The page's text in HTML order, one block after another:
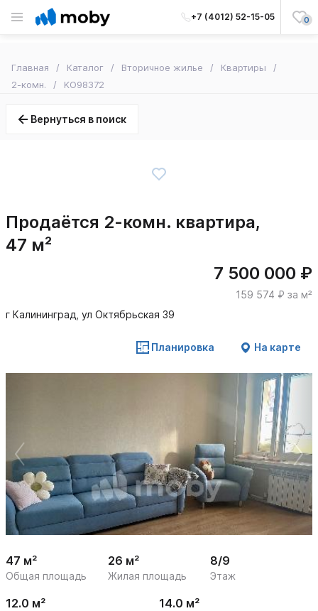
+7 (4012) 52-15-05 0
Главная Каталог Вторичное жилье
Квартиры
2-комн.
KO98372
Вернуться в поиск
Продаётся 2-комн. квартира,
47 м²
7 500 000 ₽
159 574 ₽ за м²
г Калининград, ул Октябрьская 39
Планировка На карте
/
47 м²
Общая площадь
26 м²
Жилая площадь
8/9
Этаж
12.0 м² 14.0 м²